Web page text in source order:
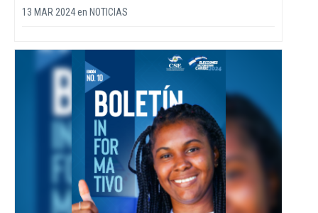
13 MAR 2024en NOTICIAS